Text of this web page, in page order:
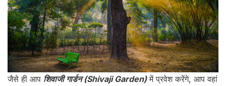
जैसे ही आप शिवाजी गार्डन (Shivaji Garden)में प्रवेश करेंगे, आप वहां